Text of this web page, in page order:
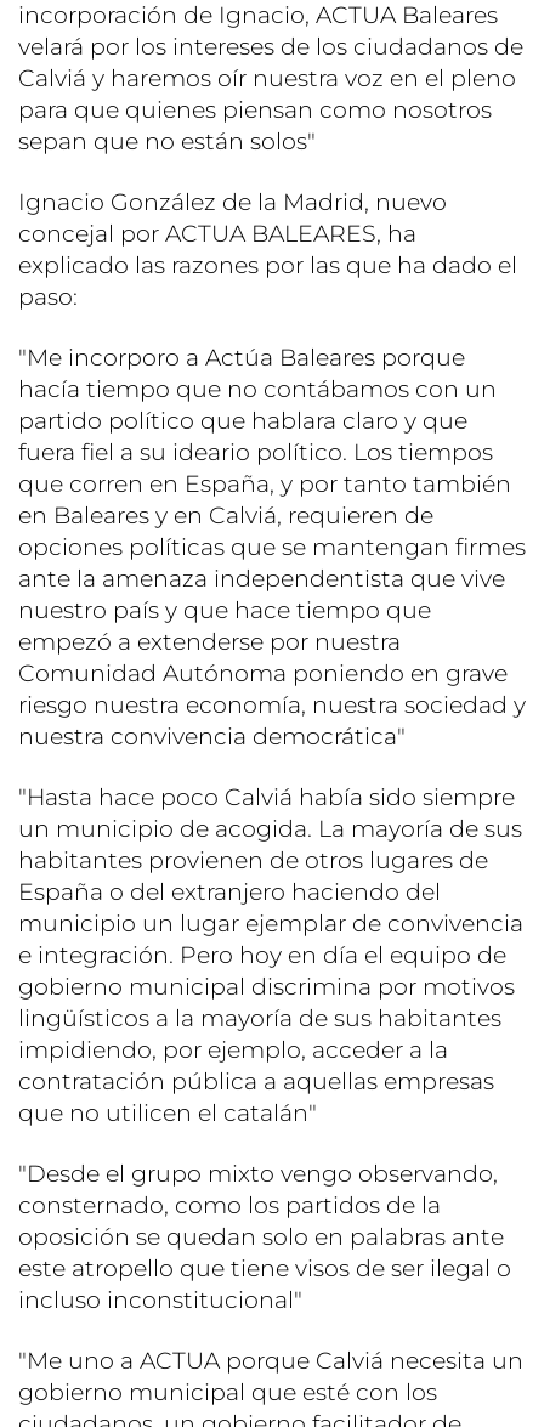
incorporación de Ignacio, ACTUA Baleares
velará por los intereses de los ciudadanos de
Calviá y haremos oír nuestra voz en el pleno
para que quienes piensan como nosotros
sepan que no están solos"
Ignacio González de la Madrid, nuevo
concejal por ACTUA BALEARES, ha
explicado las razones por las que ha dado el
paso:
"Me incorporo a Actúa Baleares porque
hacía tiempo que no contábamos con un
partido político que hablara claro y que
fuera fiel a su ideario político. Los tiempos
que corren en España, y por tanto también
en Baleares y en Calviá, requieren de
opciones políticas que se mantengan firmes
ante la amenaza independentista que vive
nuestro país y que hace tiempo que
empezó a extenderse por nuestra
Comunidad Autónoma poniendo en grave
riesgo nuestra economía, nuestra sociedad y
nuestra convivencia democrática"
"Hasta hace poco Calviá había sido siempre
un municipio de acogida. La mayoría de sus
habitantes provienen de otros lugares de
España o del extranjero haciendo del
municipio un lugar ejemplar de convivencia
e integración. Pero hoy en día el equipo de
gobierno municipal discrimina por motivos
lingüísticos a la mayoría de sus habitantes
impidiendo, por ejemplo, acceder a la
contratación pública a aquellas empresas
que no utilicen el catalán"
"Desde el grupo mixto vengo observando,
consternado, como los partidos de la
oposición se quedan solo en palabras ante
este atropello que tiene visos de ser ilegal o
incluso inconstitucional"
"Me uno a ACTUA porque Calviá necesita un
gobierno municipal que esté con los